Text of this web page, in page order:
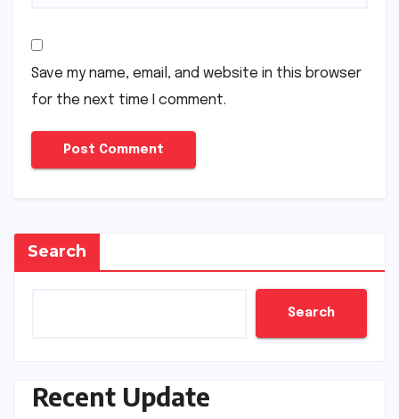
Save my name, email, and website in this browser
for the next time I comment.
Search
Search
Recent Update